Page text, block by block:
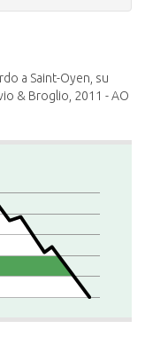
a Saint-Oyen, su
& Broglio, 2011 - AO